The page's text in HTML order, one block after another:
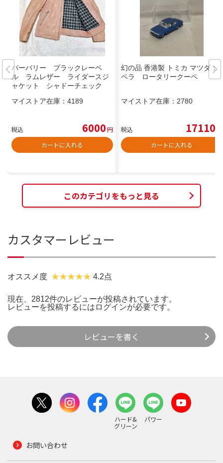
バーバリー ブラックレーベ
ル ラムレザー ライダースジ
ャケット シャドーチェック
マイストア在庫： 4189
税込 6000円
カートに入れる
幻の品 香港製 トミカ マツダ カ
ペラ ロータリークーペ
マイストア在庫： 2780
税込 17110
カートに入れる
このカテゴリをもっと見る
カスタマーレビュー
オススメ度 4.2点
現在、2812件のレビューが投稿されています。
レビューを投稿するには ログインが必要です。
レビューを書く
ハード&
グリーン
パワー
お問い合わせ